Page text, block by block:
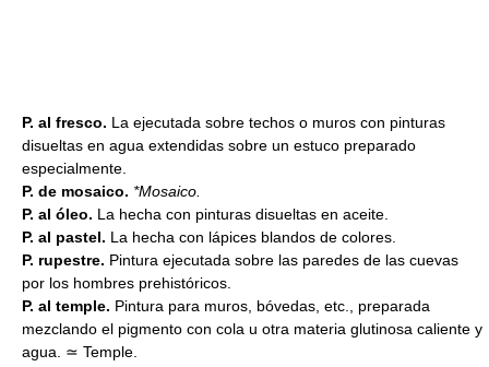
P. al fresco. La ejecutada sobre techos o muros con pinturas
disueltas en agua extendidas sobre un estuco preparado
especialmente.
P. de mosaico. *Mosaico.
P. al óleo. La hecha con pinturas disueltas en aceite.
P. al pastel. La hecha con lápices blandos de colores.
P. rupestre. Pintura ejecutada sobre las paredes de las cuevas
por los hombres prehistóricos.
P. al temple. Pintura para muros, bóvedas, etc., preparada
mezclando el pigmento con cola u otra materia glutinosa caliente y
agua. ≃ Temple.